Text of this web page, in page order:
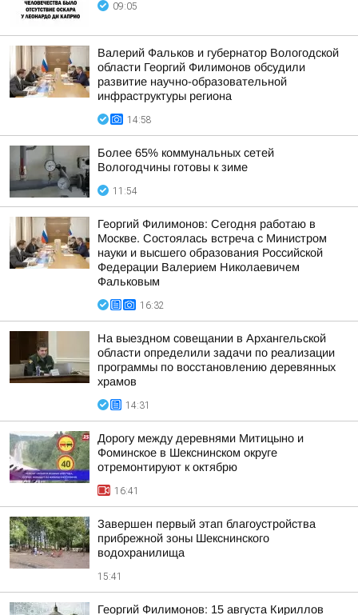
09:05
Валерий Фальков и губернатор Вологодской
области Георгий Филимонов обсудили
развитие научно-образовательной
инфраструктуры региона
14:58
Более 65% коммунальных сетей
Вологодчины готовы к зиме
11:54
Георгий Филимонов: Сегодня работаю в
Москве. Состоялась встреча с Министром
науки и высшего образования Российской
Федерации Валерием Николаевичем
Фальковым
16:32
На выездном совещании в Архангельской
области определили задачи по реализации
программы по восстановлению деревянных
храмов
14:31
Дорогу между деревнями Митицыно и
Фоминское в Шекснинском округе
отремонтируют к октябрю
16:41
Завершен первый этап благоустройства
прибрежной зоны Шекснинского
водохранилища
15:41
Георгий Филимонов: 15 августа Кириллов